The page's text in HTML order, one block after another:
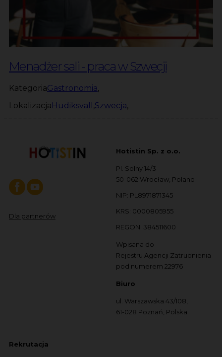
Menadżer sali - praca w Szwecji
KategoriaGastronomia,
Lokalizacja Hudiksvall ,Szwecja,
Dla partnerów
Hotistin Sp. z o.o.
Pl. Solny 14/3
50-062 Wrocław, Poland
NIP: PL8971871345
KRS: 0000805955
REGON: 384511600
Wpisana do
Rejestru Agencji Zatrudnienia
pod numerem 22976
Biuro
ul. Warszawska 43/108,
61-028 Poznań, Polska
Rekrutacja